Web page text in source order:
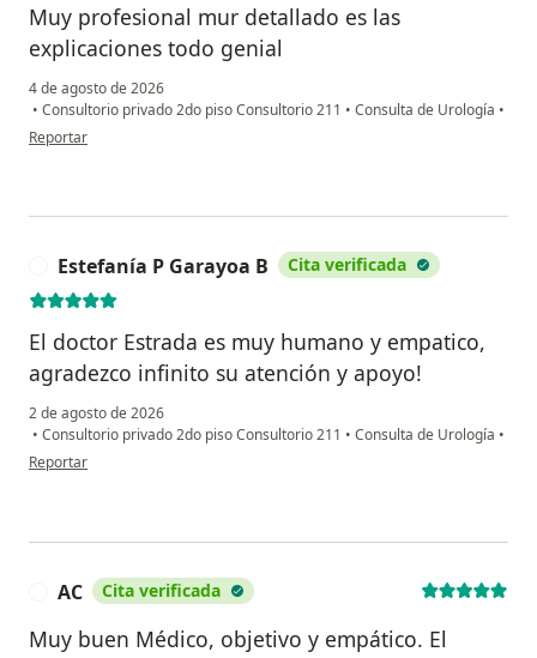
Muy profesional mur detallado es las
explicaciones todo genial
4 de agosto de 2026
• Consultorio privado 2do piso Consultorio 211 • Consulta de Urología •
en opinión del usuario Cc
Reportar
Estefanía P Garayoa B Cita verificada
El doctor Estrada es muy humano y empatico,
agradezco infinito su atención y apoyo!
2 de agosto de 2026
• Consultorio privado 2do piso Consultorio 211 • Consulta de Urología •
en opinión del usuario Estefanía P Garayoa B
Reportar
AC Cita verificada
Muy buen Médico, objetivo y empático. El